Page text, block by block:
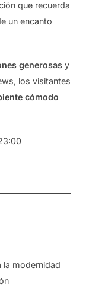
que recuerda
un encanto
generosas y
los visitantes
cómodo
la modernidad